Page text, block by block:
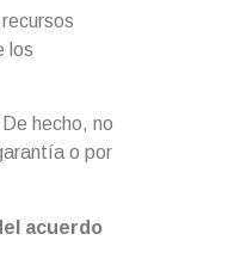
los
hecho, no
o por
acuerdo